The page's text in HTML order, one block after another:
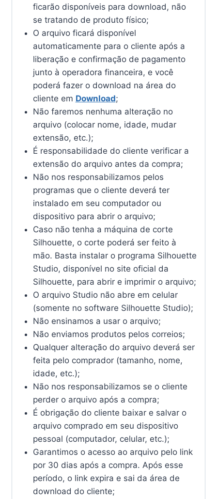
ficarão disponíveis para download, não
se tratando de produto físico;
O arquivo ficará disponível
automaticamente para o cliente após a
liberação e confirmação de pagamento
junto à operadora financeira, e você
poderá fazer o download na área do
cliente em Download;
Não faremos nenhuma alteração no
arquivo (colocar nome, idade, mudar
extensão, etc.);
É responsabilidade do cliente verificar a
extensão do arquivo antes da compra;
Não nos responsabilizamos pelos
programas que o cliente deverá ter
instalado em seu computador ou
dispositivo para abrir o arquivo;
Caso não tenha a máquina de corte
Silhouette, o corte poderá ser feito à
mão. Basta instalar o programa Silhouette
Studio, disponível no site oficial da
Silhouette, para abrir e imprimir o arquivo;
O arquivo Studio não abre em celular
(somente no software Silhouette Studio);
Não ensinamos a usar o arquivo;
Não enviamos produtos pelos correios;
Qualquer alteração do arquivo deverá ser
feita pelo comprador (tamanho, nome,
idade, etc.);
Não nos responsabilizamos se o cliente
perder o arquivo após a compra;
É obrigação do cliente baixar e salvar o
arquivo comprado em seu dispositivo
pessoal (computador, celular, etc.);
Garantimos o acesso ao arquivo pelo link
por 30 dias após a compra. Após esse
período, o link expira e sai da área de
download do cliente;